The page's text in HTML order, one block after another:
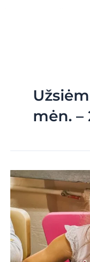
mėn. –